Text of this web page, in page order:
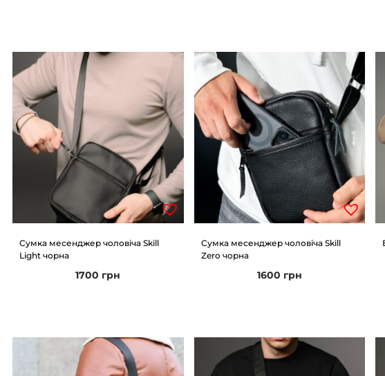
Сумка месенджер чоловіча Skill
Light чорна
1700 грн
Сумка месенджер чоловіча Skill
Zero чорна
1600 грн